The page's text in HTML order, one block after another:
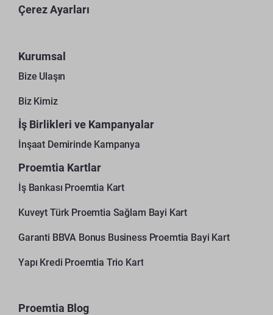
Çerez Ayarları
Kurumsal
Bize Ulaşın
Biz Kimiz
İş Birlikleri ve Kampanyalar
İnşaat Demirinde Kampanya
Proemtia Kartlar
İş Bankası Proemtia Kart
Kuveyt Türk Proemtia Sağlam Bayi Kart
Garanti BBVA Bonus Business Proemtia Bayi Kart
Yapı Kredi Proemtia Trio Kart
Proemtia Blog